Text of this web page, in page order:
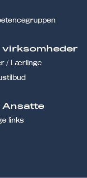
virksomheder
/ Lærlinge
Ansatte
links